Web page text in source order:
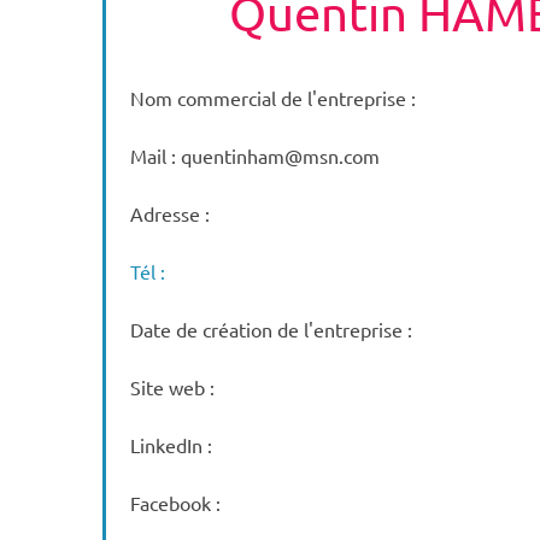
Quentin
Nom commercial de l'entreprise :
Mail : quentinham@msn.com
Adresse :
Tél :
Date de création de l'entreprise :
Site web :
LinkedIn :
Facebook :